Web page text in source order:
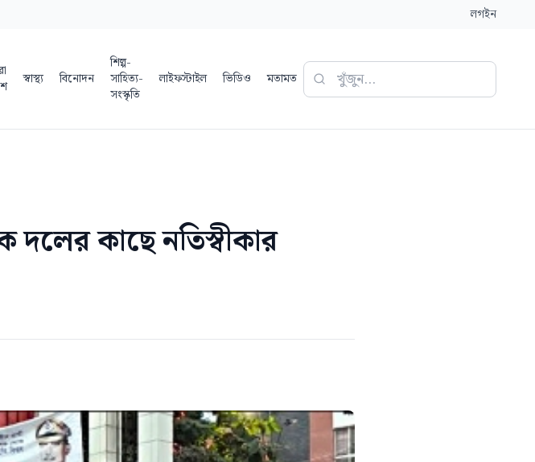
লগইন
স্বাস্থ্য বিনোদন
শিল্প-
সাহিত্য-
সংস্কৃতি
লাইফস্টাইল ভিডিও মতামত
দলের কাছে নতিস্বীকার